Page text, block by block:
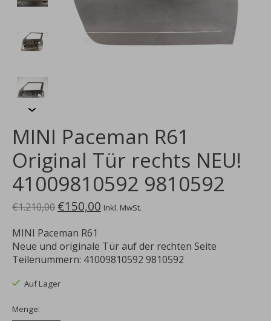
MINI Paceman R61
Original Tür rechts NEU!
41009810592 9810592
€1.210,00 €150,00 Inkl. MwSt.
MINI Paceman R61
Neue und originale Tür auf der rechten Seite
Teilenummern: 41009810592 9810592
Auf Lager
Menge: